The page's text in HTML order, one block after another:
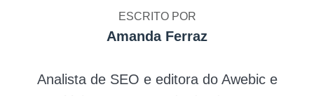
ESCRITO POR
Amanda Ferraz
Analista de SEO e editora do Awebic e